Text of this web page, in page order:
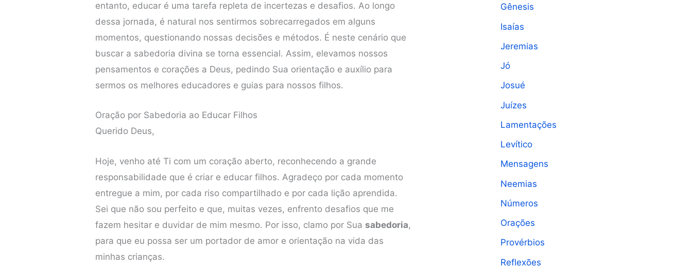
entanto, educar é uma tarefa repleta de incertezas e desafios. Ao longo
dessa jornada, é natural nos sentirmos sobrecarregados em alguns
momentos, questionando nossas decisões e métodos. É neste cenário que
buscar a sabedoria divina se torna essencial. Assim, elevamos nossos
pensamentos e corações a Deus, pedindo Sua orientação e auxílio para
sermos os melhores educadores e guias para nossos filhos.
Oração por Sabedoria ao Educar Filhos
Querido Deus,
Hoje, venho até Ti com um coração aberto, reconhecendo a grande
responsabilidade que é criar e educar filhos. Agradeço por cada momento
entregue a mim, por cada riso compartilhado e por cada lição aprendida.
Sei que não sou perfeito e que, muitas vezes, enfrento desafios que me
fazem hesitar e duvidar de mim mesmo. Por isso, clamo por Suasabedoria,
para que eu possa ser um portador de amor e orientação na vida das
minhas crianças.
Gênesis
Isaías
Jeremias
Jó
Josué
Juízes
Lamentações
Levítico
Mensagens
Neemias
Números
Orações
Provérbios
Reflexões